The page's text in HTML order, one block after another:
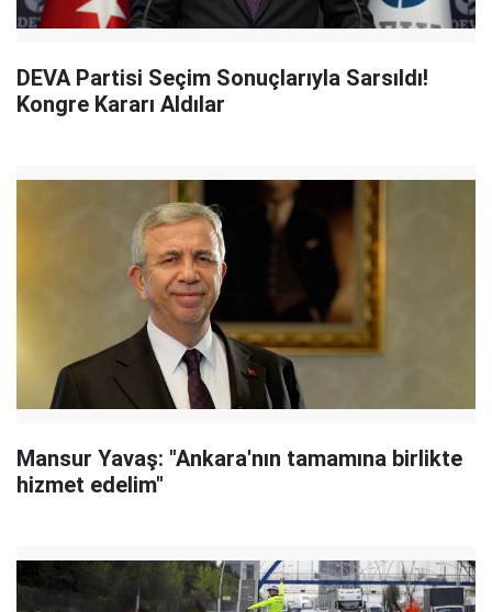
DEVA Partisi Seçim Sonuçlarıyla Sarsıldı!
Kongre Kararı Aldılar
Mansur Yavaş: "Ankara'nın tamamına birlikte
hizmet edelim"